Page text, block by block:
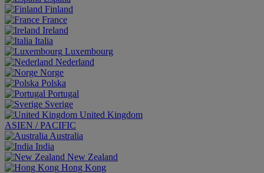
Finland
France
Ireland
Italia
Luxembourg
Nederland
Norge
Polska
Portugal
Sverige
United Kingdom
ASIEN / PACIFIC
Australia
India
New Zealand
Hong Kong